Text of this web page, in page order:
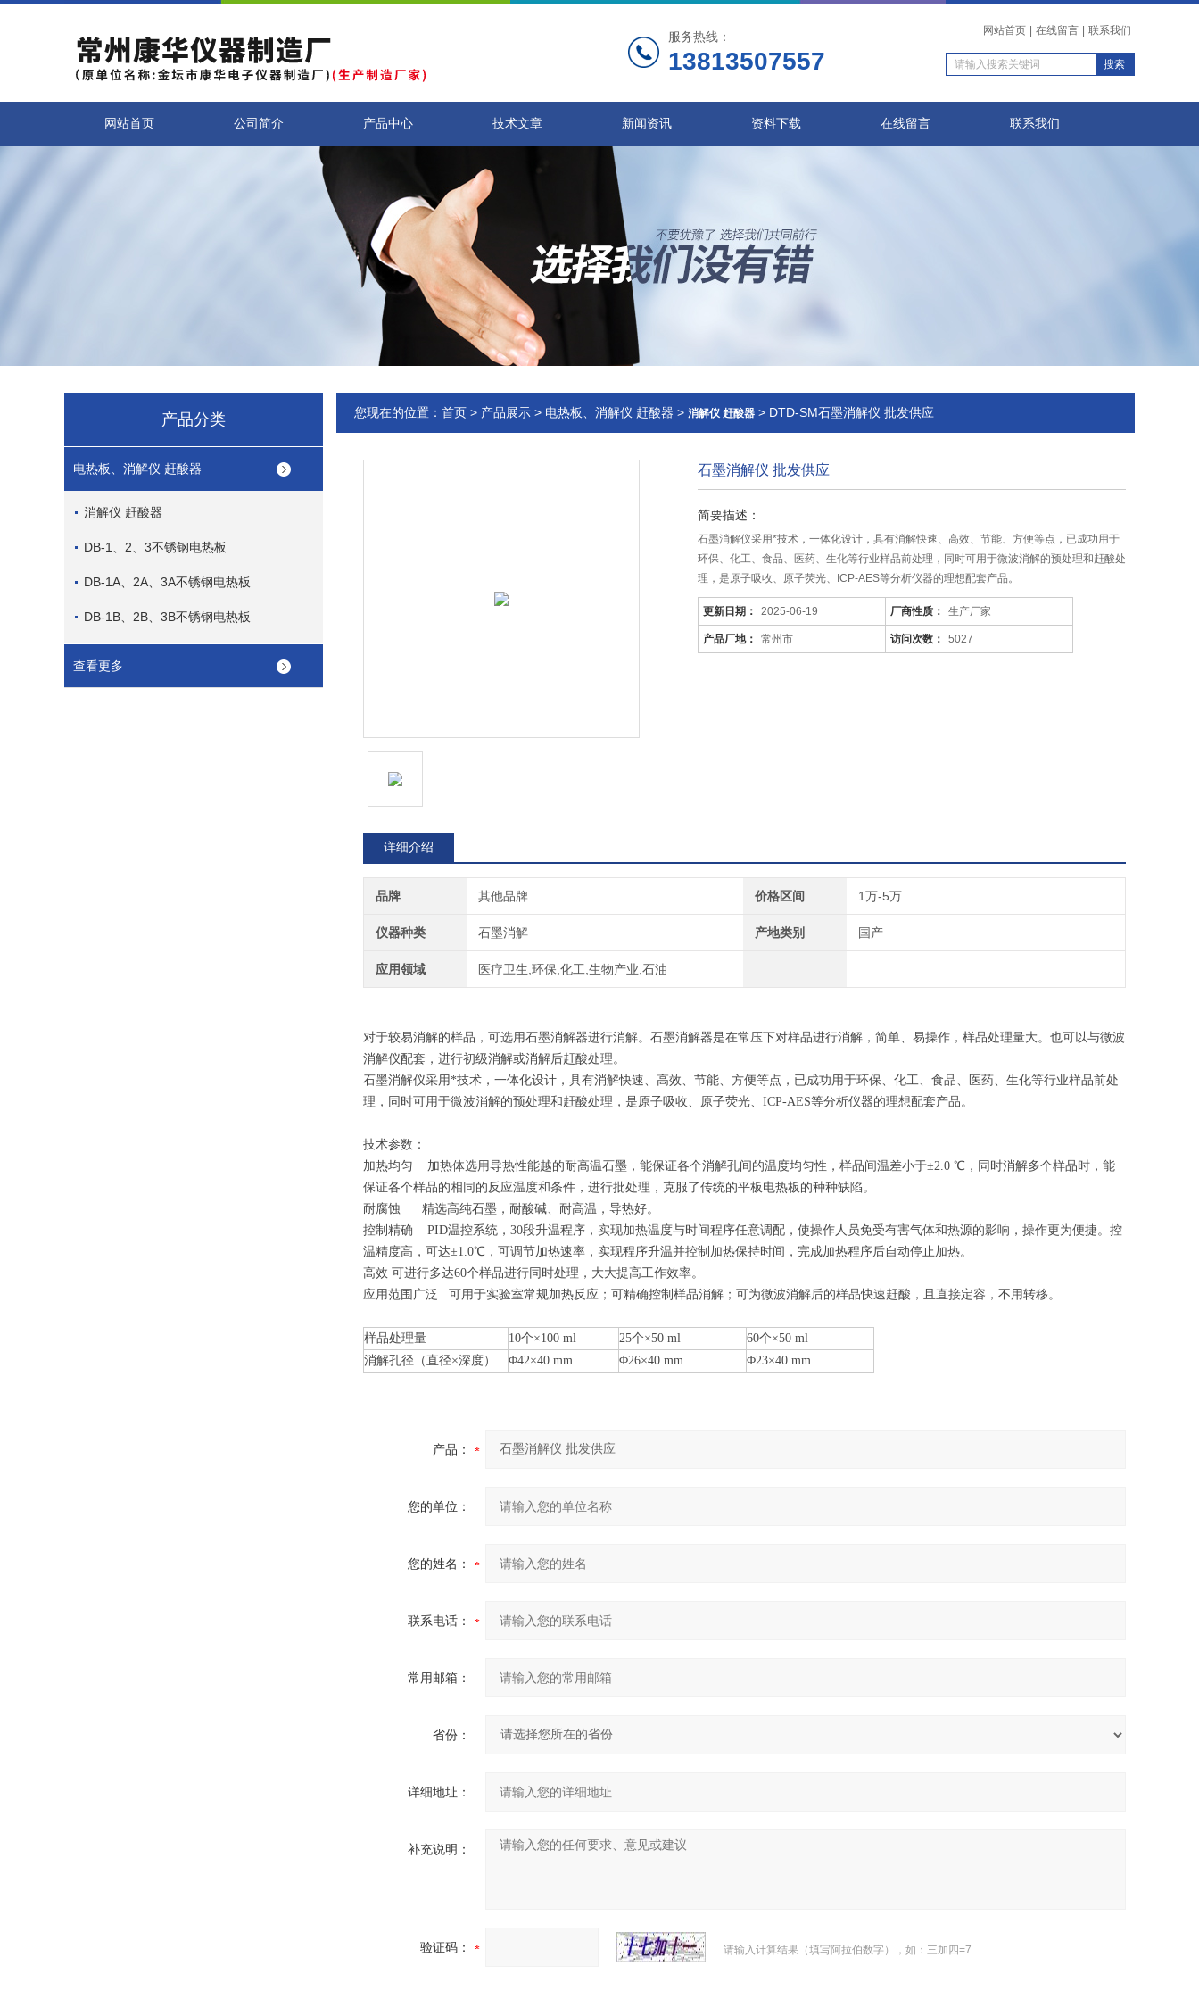
服务热线：
13813507557
网站首页 在线留言 联系我们
网站首页 公司简介 产品中心 技术文章 新闻资讯 资料下载 在线留言 联系我们
产品分类
电热板、消解仪 赶酸器
消解仪 赶酸器
DB-1、2、3不锈钢电热板
DB-1A、2A、3A不锈钢电热板
DB-1B、2B、3B不锈钢电热板
查看更多
您现在的位置： 首页 > 产品展示 > 电热板、消解仪 赶酸器 > 消解仪 赶酸器 > DTD-SM石墨消解仪 批发供应
石墨消解仪 批发供应
简要描述：
石墨消解仪采用*技术，一体化设计，具有消解快速、高效、节能、方便等点，已成功用于
环保、化工、食品、医药、生化等行业样品前处理，同时可用于微波消解的预处理和赶酸处
理，是原子吸收、原子荧光、ICP-AES等分析仪器的理想配套产品。
更新日期： 2025-06-19 厂商性质： 生产厂家
产品厂地： 常州市 访问次数： 5027
详细介绍
品牌 其他品牌 价格区间 1万-5万
仪器种类 石墨消解 产地类别 国产
应用领域 医疗卫生,环保,化工,生物产业,石油
对于较易消解的样品，可选用石墨消解器进行消解。石墨消解器是在常压下对样品进行消解，简单、易操作，样品处理量大。也可以与微波
消解仪配套，进行初级消解或消解后赶酸处理。
石墨消解仪采用*技术，一体化设计，具有消解快速、高效、节能、方便等点，已成功用于环保、化工、食品、医药、生化等行业样品前处
理，同时可用于微波消解的预处理和赶酸处理，是原子吸收、原子荧光、ICP-AES等分析仪器的理想配套产品。
技术参数：
加热均匀 加热体选用导热性能越的耐高温石墨，能保证各个消解孔间的温度均匀性，样品间温差小于±2.0 ℃，同时消解多个样品时，能
保证各个样品的相同的反应温度和条件，进行批处理，克服了传统的平板电热板的种种缺陷。
耐腐蚀 精选高纯石墨，耐酸碱、耐高温，导热好。
控制精确 PID温控系统，30段升温程序，实现加热温度与时间程序任意调配，使操作人员免受有害气体和热源的影响，操作更为便捷。控
温精度高，可达±1.0℃，可调节加热速率，实现程序升温并控制加热保持时间，完成加热程序后自动停止加热。
高效 可进行多达60个样品进行同时处理，大大提高工作效率。
应用范围广泛 可用于实验室常规加热反应；可精确控制样品消解；可为微波消解后的样品快速赶酸，且直接定容，不用转移。
样品处理量 10个×100 ml 25个×50 ml
60个×50 ml
消解孔径（直径×深度）
Φ42×40 mm Φ26×40 mm Φ23×40 mm
产品：
您的单位：
您的姓名：
联系电话：
常用邮箱：
省份：
详细地址：
补充说明：
验证码： 请输入计算结果（填写阿拉伯数字），如：三加四=7